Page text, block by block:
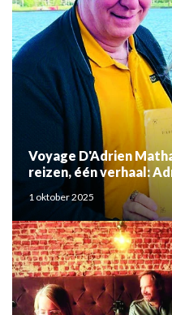
Voyage D'Adrien
reizen, één verhaal:
Mouden
1 oktober 2025